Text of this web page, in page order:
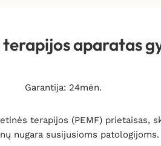
aparatas
Garantija: 24mėn.
terapijos (PEMF)
nugara susijusioms patologijoms.